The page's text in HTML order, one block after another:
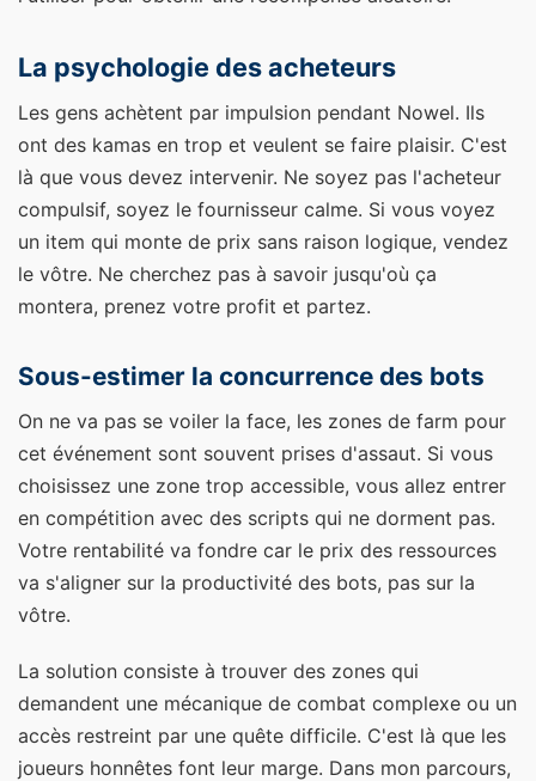
La psychologie des acheteurs
Les gens achètent par impulsion pendant Nowel. Ils
ont des kamas en trop et veulent se faire plaisir. C'est
là que vous devez intervenir. Ne soyez pas l'acheteur
compulsif, soyez le fournisseur calme. Si vous voyez
un item qui monte de prix sans raison logique, vendez
le vôtre. Ne cherchez pas à savoir jusqu'où ça
montera, prenez votre profit et partez.
Sous-estimer la concurrence des bots
On ne va pas se voiler la face, les zones de farm pour
cet événement sont souvent prises d'assaut. Si vous
choisissez une zone trop accessible, vous allez entrer
en compétition avec des scripts qui ne dorment pas.
Votre rentabilité va fondre car le prix des ressources
va s'aligner sur la productivité des bots, pas sur la
vôtre.
La solution consiste à trouver des zones qui
demandent une mécanique de combat complexe ou un
accès restreint par une quête difficile. C'est là que les
joueurs honnêtes font leur marge. Dans mon parcours,